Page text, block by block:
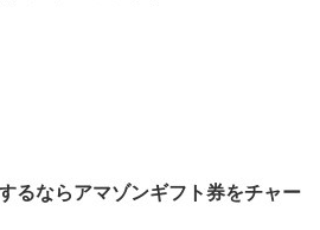
るならアマゾンギフト券をチャー